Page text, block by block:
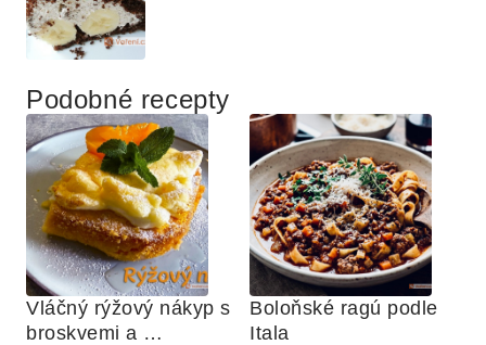
Podobné recepty
Vláčný rýžový nákyp s
broskvemi a
Boloňské ragú podle
Itala